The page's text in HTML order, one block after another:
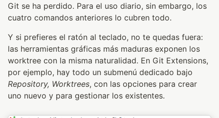
Git se ha perdido. Para el uso diario, sin embargo, los
cuatro comandos anteriores lo cubren todo.
Y si prefieres el ratón al teclado, no te quedas fuera:
las herramientas gráficas más maduras exponen los
worktree con la misma naturalidad. En Git Extensions,
por ejemplo, hay todo un submenú dedicado bajo
Repository, Worktrees, con las opciones para crear
uno nuevo y para gestionar los existentes.